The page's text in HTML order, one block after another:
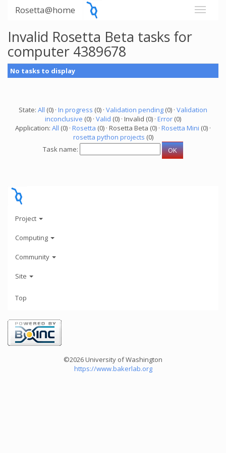
Rosetta@home
Invalid Rosetta Beta tasks for
computer 4389678
No tasks to display
State: All (0) · In progress (0) · Validation pending (0) · Validation
inconclusive (0) · Valid (0) · Invalid (0) · Error (0)
Application: All (0) · Rosetta (0) · Rosetta Beta (0) · Rosetta Mini (0) ·
rosetta python projects (0)
Task name:
Project
Computing
Community
Site
Top
©2026 University of Washington
https://www.bakerlab.org